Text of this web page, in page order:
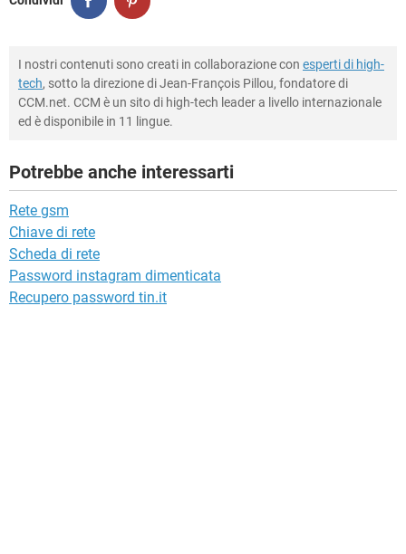
I nostri contenuti sono creati in collaborazione con esperti di high-
tech, sotto la direzione di Jean-François Pillou, fondatore di
CCM.net. CCM è un sito di high-tech leader a livello internazionale
ed è disponibile in 11 lingue.
Potrebbe anche interessarti
Rete gsm
Chiave di rete
Scheda di rete
Password instagram dimenticata
Recupero password tin.it